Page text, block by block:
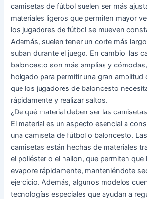
camisetas de fútbol suelen ser más
materiales ligeros que permiten mayor
los jugadores de fútbol se mueven
Además, suelen tener un corte más
suban durante el juego. En cambio, las
baloncesto son más amplias y
holgado para permitir una gran amplitud
que los jugadores de baloncesto
rápidamente y realizar saltos.
¿De qué material deben ser las
El material es un aspecto esencial a
una camiseta de fútbol o baloncesto.
camisetas están hechas de materiales
el poliéster o el nailon, que permiten que
evapore rápidamente, manteniéndote
ejercicio. Además, algunos modelos
tecnologías especiales que ayudan a